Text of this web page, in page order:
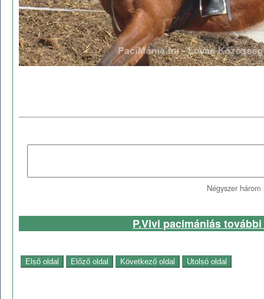
Négyszer
P.Vivi pacimániás